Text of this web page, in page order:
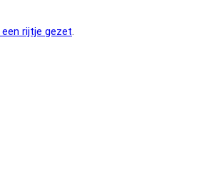
rijtje gezet.